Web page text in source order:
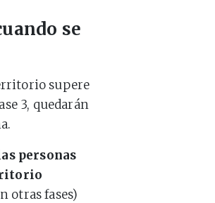
se
supere
3, quedarán
personas
otras fases)